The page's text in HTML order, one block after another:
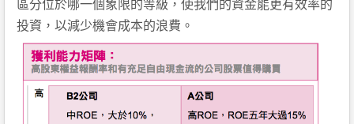
區分位於哪一個象限的等級，使我們的資金能更有效率的
投資，以減少機會成本的浪費。